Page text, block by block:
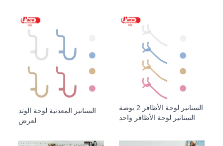
السنانير المعدنية لوحة الوتد
لعرض
السنانير لوحة الأظافر 2 بوصة
السنانير لوحة الأظافر واحد